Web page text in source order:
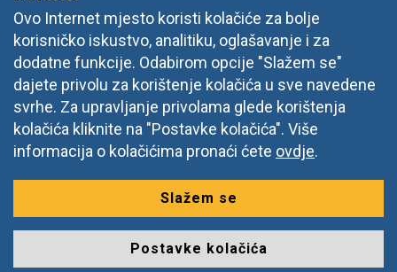
Izdelava spletnih strani
Ovo Internet mjesto koristi kolačiće za bolje
korisničko iskustvo, analitiku, oglašavanje i za
dodatne funkcije. Odabirom opcije "Slažem se"
dajete privolu za korištenje kolačića u sve navedene
svrhe. Za upravljanje privolama glede korištenja
kolačića kliknite na "Postavke kolačića". Više
informacija o kolačićima pronaći ćete ovdje.
Slažem se
Postavke kolačića